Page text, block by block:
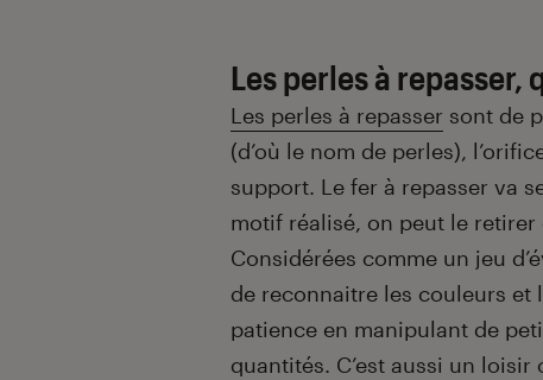
Les perles à repasser,
Les perles à repasser sont de
(d’où le nom de perles),
support. Le fer à repasser va
motif réalisé, on peut le
Considérées comme un jeu
de reconnaitre les couleurs et
patience en manipulant de
quantités. C’est aussi un